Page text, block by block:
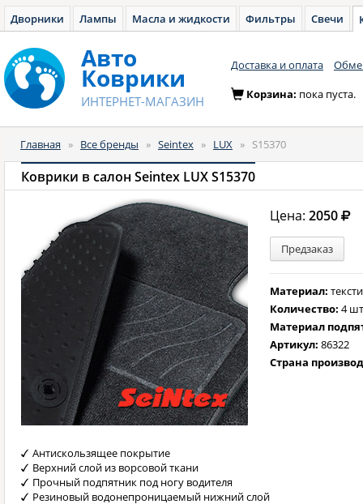
Дворники Лампы Масла и жидкости Фильтры Свечи
Авто
Коврики
ИНТЕРНЕТ-МАГАЗИН
Доставка и оплата
Корзина: пока пуста.
Главная » Все бренды » Seintex » LUX » S15370
Коврики в салон Seintex LUX S15370
Цена:2050
Предзаказ
Материал:
Количество:4
Материал
Артикул:86322
Страна
Антискользящее покрытие
Верхний слой из ворсовой ткани
Прочный подпятник под ногу водителя
Резиновый водонепроницаемый нижний слой